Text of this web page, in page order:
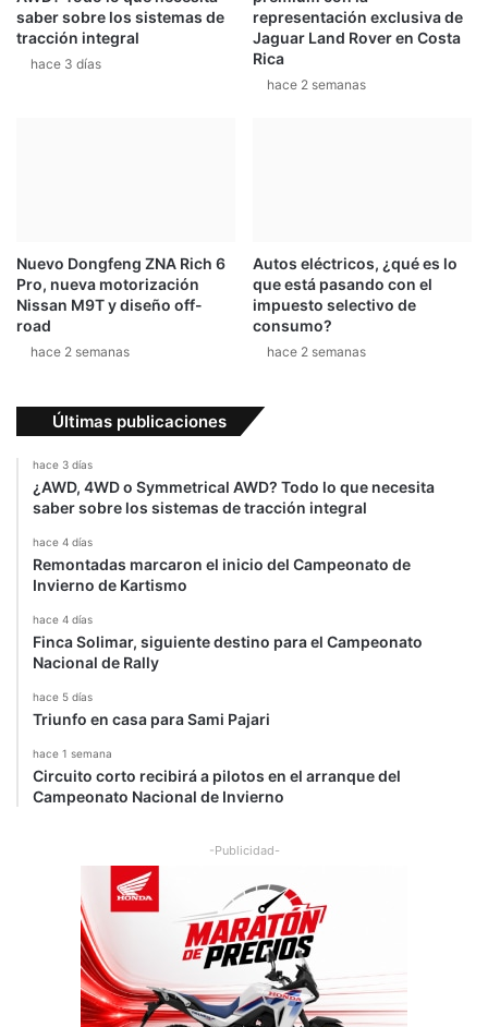
i
a
f
u
e
c
a
í
o
s
g
r
a
saber sobre los sistemas de
tracción integral
hace 3 días
representación exclusiva de
Jaguar Land Rover en Costa
Rica
hace 2 semanas
Nuevo Dongfeng ZNA Rich 6
Pro, nueva motorización
Nissan M9T y diseño off-
road
hace 2 semanas
Autos eléctricos, ¿qué es lo
que está pasando con el
impuesto selectivo de
consumo?
hace 2 semanas
Últimas publicaciones
hace 3 días
¿AWD, 4WD o Symmetrical AWD? Todo lo que necesita
saber sobre los sistemas de tracción integral
hace 4 días
Remontadas marcaron el inicio del Campeonato de
Invierno de Kartismo
hace 4 días
Finca Solimar, siguiente destino para el Campeonato
Nacional de Rally
hace 5 días
Triunfo en casa para Sami Pajari
hace 1 semana
Circuito corto recibirá a pilotos en el arranque del
Campeonato Nacional de Invierno
-Publicidad-